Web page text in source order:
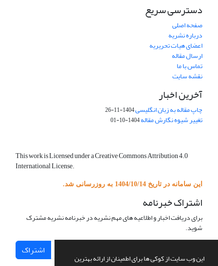
این وب سایت از کوکی ها برای اطمینان از ارائه بهترین
دسترسی سریع
صفحه اصلی
درباره نشریه
اعضای هیات تحریریه
ارسال مقاله
تماس با ما
نقشه سایت
آخرین اخبار
چاپ مقاله به زبان انگلیسی1404-11-26
تغییر شیوه نگارش مقاله1404-10-01
This work is Licensed under a Creative Commons Attribution 4.0
International License.
این سامانه در تاریخ 1404/10/14 به روزرسانی شد.
اشتراک خبرنامه
برای دریافت اخبار و اطلاعیه های مهم نشریه در خبرنامه نشریه مشترک
شوید.
اشتراک